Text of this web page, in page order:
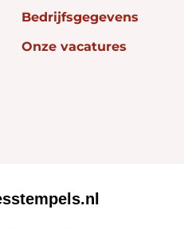
Bedrijfsgegevens
Onze vacatures
Klantenservice: